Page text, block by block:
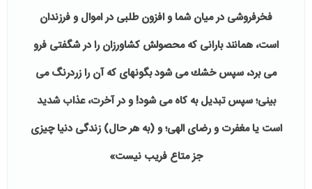
فخرفروشى درميان شما وافزون طلبى دراموال وفرزندان
است، همانندبارانى كه محصولش كشاورزان رادرشگفتى فرو
مى برد، سپس خشكمى شودبگونهاى كه آن رازردرنگ مى
بينى؛سپس تبديل به كاه مى شود!ودرآخرت، عذاب شديد
است يا مغفرت ورضاى الهى؛و(به هرحال)زندگى دنيا چيزى
جزمتاع فريب نيست»